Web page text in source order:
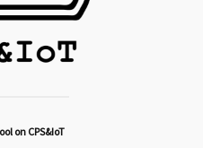
on CPS&IoT